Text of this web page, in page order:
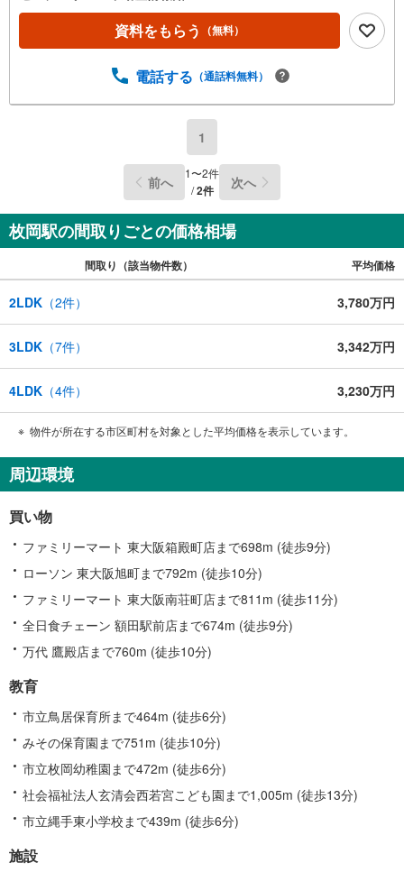
資料をもらう （無料）
電話する （通話料無料）
1
前へ 1〜2件
/2件 次へ
枚岡駅の間取りごとの価格相場
間取り（該当物件数） 平均価格
2LDK （2件） 3,780万円
3LDK （7件） 3,342万円
4LDK （4件） 3,230万円
物件が所在する市区町村を対象とした平均価格を表示しています。
周辺環境
買い物
ファミリーマート 東大阪箱殿町店まで698m (徒歩9分)
ローソン 東大阪旭町まで792m (徒歩10分)
ファミリーマート 東大阪南荘町店まで811m (徒歩11分)
全日食チェーン 額田駅前店まで674m (徒歩9分)
万代 鷹殿店まで760m (徒歩10分)
教育
市立鳥居保育所まで464m (徒歩6分)
みその保育園まで751m (徒歩10分)
市立枚岡幼稚園まで472m (徒歩6分)
社会福祉法人玄清会西若宮こども園まで1,005m (徒歩13分)
市立縄手東小学校まで439m (徒歩6分)
施設